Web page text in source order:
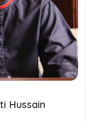
Hussain